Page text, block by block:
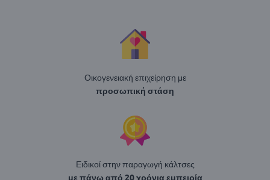
Οικογενειακή επιχείρηση με
προσωπική στάση
Ειδικοί στην παραγωγή κάλτσες
με πάνω από 20 χρόνια εμπειρία